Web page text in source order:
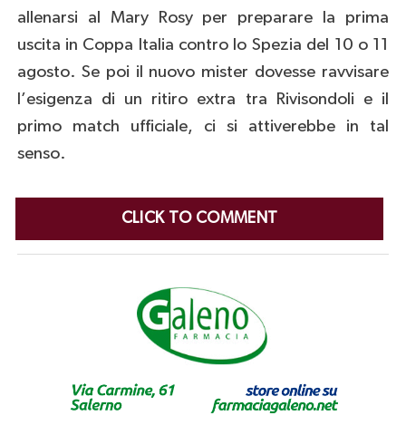
allenarsi al Mary Rosy per preparare la prima
uscita in Coppa Italia contro lo Spezia del 10 o 11
agosto. Se poi il nuovo mister dovesse ravvisare
l’esigenza di un ritiro extra tra Rivisondoli e il
primo match ufficiale, ci si attiverebbe in tal
senso.
CLICK TO COMMENT